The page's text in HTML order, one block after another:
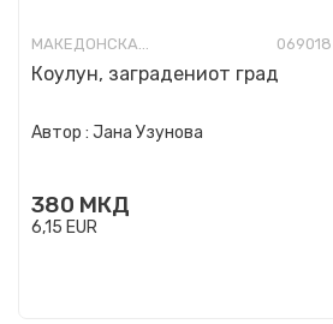
МАКЕДОНСКА КНИЖЕВНОСТ 069018
Коулун, заградениот град
Автор : Јана Узунова
380 МКД
6,15 EUR